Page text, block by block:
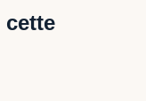
cette